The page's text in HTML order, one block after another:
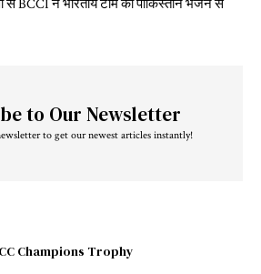
से BCCI ने भारतीय टीम को पाकिस्तान भेजने से
to Our Newsletter
to get our newest articles instantly!
Champions Trophy